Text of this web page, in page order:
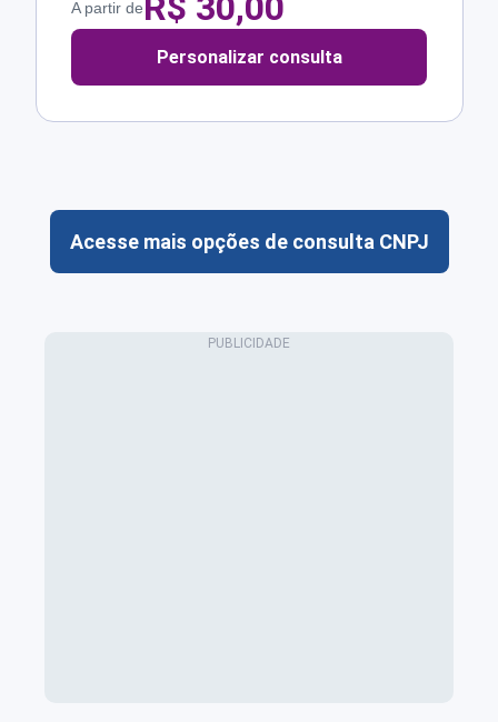
A partir de
Personalizar consulta
Acesse mais opções de consulta CNPJ